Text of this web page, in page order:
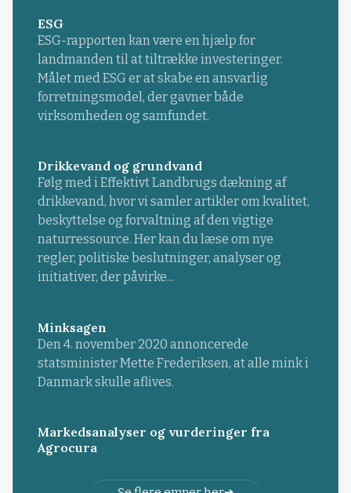
ESG
ESG-rapporten kan være en hjælp for
landmanden til at tiltrække investeringer.
Målet med ESG er at skabe en ansvarlig
forretningsmodel, der gavner både
virksomheden og samfundet.
Drikkevand og grundvand
Følg med i Effektivt Landbrugs dækning af
drikkevand, hvor vi samler artikler om kvalitet,
beskyttelse og forvaltning af den vigtige
naturressource. Her kan du læse om nye
regler, politiske beslutninger, analyser og
initiativer, der påvirke...
Minksagen
Den 4. november 2020 annoncerede
statsminister Mette Frederiksen, at alle mink i
Danmark skulle aflives.
Markedsanalyser og vurderinger fra
Agrocura